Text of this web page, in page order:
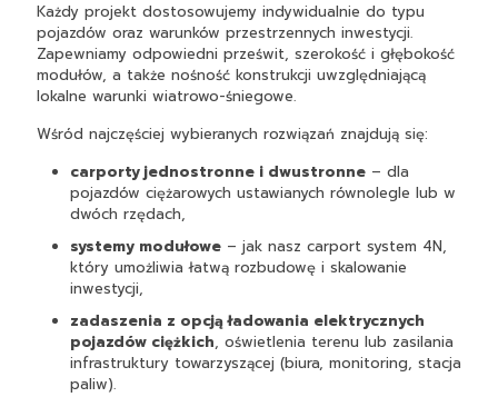
Każdy projekt dostosowujemy indywidualnie do typu
pojazdów oraz warunków przestrzennych inwestycji.
Zapewniamy odpowiedni prześwit, szerokość i głębokość
modułów, a także nośność konstrukcji uwzględniającą
lokalne warunki wiatrowo-śniegowe.
Wśród najczęściej wybieranych rozwiązań znajdują się:
carporty jednostronne i dwustronne – dla
pojazdów ciężarowych ustawianych równolegle lub w
dwóch rzędach,
systemy modułowe – jak nasz carport system 4N,
który umożliwia łatwą rozbudowę i skalowanie
inwestycji,
zadaszenia z opcją ładowania elektrycznych
pojazdów ciężkich, oświetlenia terenu lub zasilania
infrastruktury towarzyszącej (biura, monitoring, stacja
paliw).